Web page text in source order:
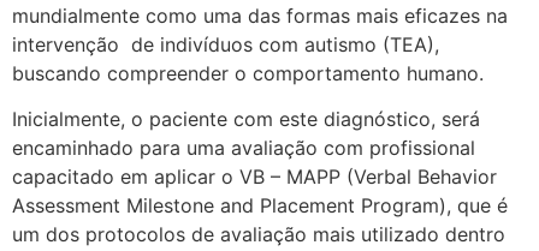
mundialmente como uma das formas mais eficazes na
intervenção de indivíduos com autismo (TEA),
buscando compreender o comportamento humano.
Inicialmente, o paciente com este diagnóstico, será
encaminhado para uma avaliação com profissional
capacitado em aplicar o VB – MAPP (Verbal Behavior
Assessment Milestone and Placement Program), que é
um dos protocolos de avaliação mais utilizado dentro